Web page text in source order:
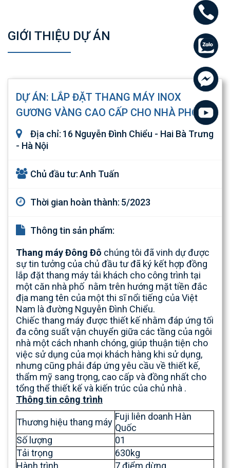
GIỚI THIỆU DỰ ÁN
DỰ ÁN: LẮP ĐẶT THANG MÁY INOX
GƯƠNG VÀNG CAO CẤP CHO NHÀ PHỐ
Địa chỉ: 16 Nguyễn Đình Chiểu - Hai Bà Trưng
- Hà Nội
Chủ đầu tư:Anh Tuấn
Thời gian hoàn thành: 5/2023
Thông tin sản phẩm:
Thang máy Đông Đô chúng tôi đã vinh dự được
sự tin tưởng của chủ đầu tư đã ký kết hợp đồng
lắp đặt thang máy tải khách cho công trình tại
một căn nhà phố nằm trên hướng mặt tiền đắc
địa mang tên của một thi sĩ nổi tiếng của Việt
Nam là đường Nguyễn Đình Chiểu.
Chiếc thang máy được thiết kế nhằm đáp ứng tối
đa công suất vận chuyển giữa các tầng của ngôi
nhà một cách nhanh chóng, giúp thuận tiện cho
việc sử dụng của mọi khách hàng khi sử dụng,
nhưng cũng phải đáp ứng yêu cầu về thiết kế,
thẩm mỹ sang trọng, cao cấp và đồng nhất cho
tổng thể thiết kế và kiến trúc của chủ nhà .
Thông tin công trình
Thương hiệu thang máy
Fuji liên doanh Hàn
Quốc
Số lượng
01
Tải trọng
630kg
Hành trình
7 điểm dừng